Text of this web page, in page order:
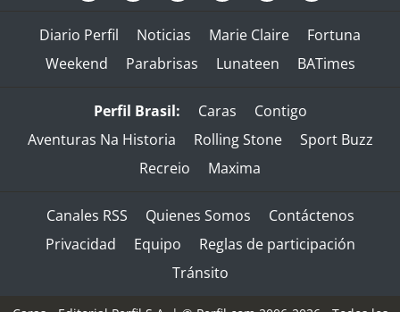
Diario Perfil Noticias Marie Claire
Fortuna
Weekend
Parabrisas Lunateen BATimes
Perfil Brasil: Caras
Contigo
Aventuras Na Historia
Rolling Stone
Sport Buzz
Recreio
Maxima
Canales RSS Quienes Somos
Contáctenos
Privacidad
Equipo
Reglas de participación
Tránsito